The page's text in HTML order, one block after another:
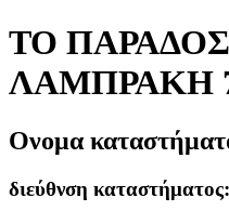
ΤΟ
ΛΑΜΠΡΑΚΗ
Ονομα
διεύθνση καταστήματος: